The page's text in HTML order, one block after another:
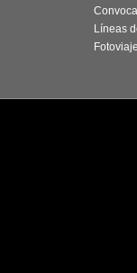
Líneas